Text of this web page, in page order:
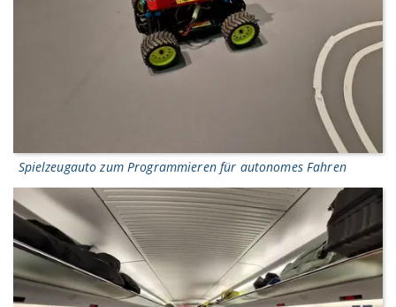
Spielzeugauto zum Programmieren für autonomes Fahren